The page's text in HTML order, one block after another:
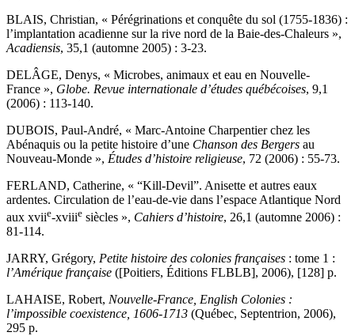
BLAIS, Christian, « Pérégrinations et conquête du sol (1755-1836) :
l’implantation acadienne sur la rive nord de la Baie-des-Chaleurs »,
Acadiensis, 35,1 (automne 2005) : 3-23.
DELÂGE, Denys, « Microbes, animaux et eau en Nouvelle-
France », Globe. Revue internationale d’études québécoises, 9,1
(2006) : 113-140.
DUBOIS, Paul-André, « Marc-Antoine Charpentier chez les
Abénaquis ou la petite histoire d’une Chanson des Bergers au
Nouveau-Monde », Études d’histoire religieuse, 72 (2006) : 55-73.
FERLAND, Catherine, « “Kill-Devil”. Anisette et autres eaux
ardentes. Circulation de l’eau-de-vie dans l’espace Atlantique Nord
aux xviie-xviiie siècles », Cahiers d’histoire, 26,1 (automne 2006) :
81-114.
JARRY, Grégory, Petite histoire des colonies françaises : tome 1 :
l’Amérique française ([Poitiers, Éditions FLBLB], 2006), [128] p.
LAHAISE, Robert, Nouvelle-France, English Colonies :
l’impossible coexistence, 1606-1713 (Québec, Septentrion, 2006),
295 p.